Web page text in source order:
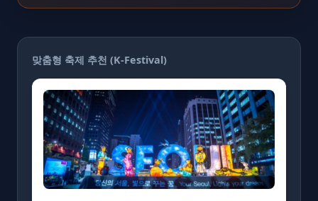
맞춤형 축제 추천 (K-Festival)